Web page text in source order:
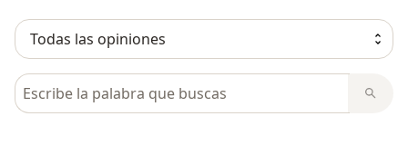
Busca en opiniones